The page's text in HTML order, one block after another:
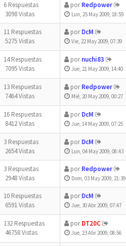
6 Respuestas
3098 Vistas
porRedpower
Lun, 25 May 2009, 18:59
11 Respuestas
5275 Vistas
porDcM
Vie, 22 May 2009, 07:39
14 Respuestas
7095 Vistas
pornuchi83
Jue, 21 May 2009, 14:40
13 Respuestas
7464 Vistas
porRedpower
Mié, 20 May 2009, 00:27
16 Respuestas
8412 Vistas
porDcM
Jue, 14 May 2009, 07:25
3 Respuestas
2654 Vistas
porDcM
Lun, 04 May 2009, 08:43
3 Respuestas
2948 Vistas
porRedpower
Dom, 03 May 2009, 21:39
10 Respuestas
6591 Vistas
porDcM
Jue, 30 Abr 2009, 07:47
132 Respuestas
46758 Vistas
porDT20C
Jue, 23 Abr 2009, 08:56